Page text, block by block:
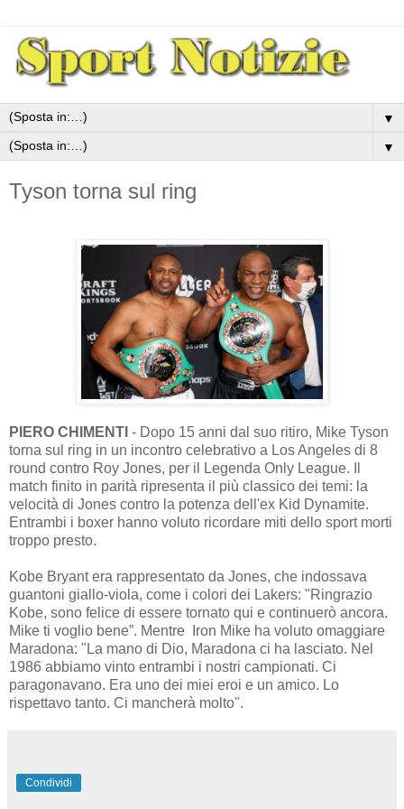
▼
▼
Tyson torna sul ring
PIERO CHIMENTI - Dopo 15 anni dal suo ritiro, Mike Tyson
torna sul ring in un incontro celebrativo a Los Angeles di 8
round contro Roy Jones, per il Legenda Only League. Il
match finito in parità ripresenta il più classico dei temi: la
velocità di Jones contro la potenza dell'ex Kid Dynamite.
Entrambi i boxer hanno voluto ricordare miti dello sport morti
troppo presto.
Kobe Bryant era rappresentato da Jones, che indossava
guantoni giallo-viola, come i colori dei Lakers: "Ringrazio
Kobe, sono felice di essere tornato qui e continuerò ancora.
Mike ti voglio bene”. Mentre Iron Mike ha voluto omaggiare
Maradona: "La mano di Dio, Maradona ci ha lasciato. Nel
1986 abbiamo vinto entrambi i nostri campionati. Ci
paragonavano. Era uno dei miei eroi e un amico. Lo
rispettavo tanto. Ci mancherà molto".
Condividi